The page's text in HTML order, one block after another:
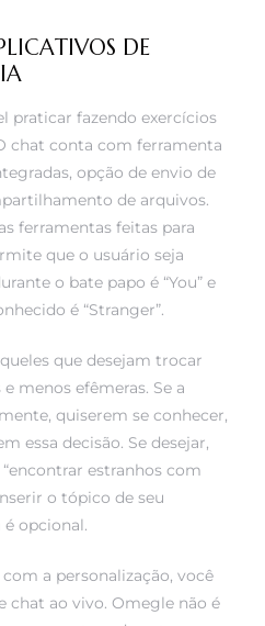
DE
praticar fazendo exercícios
chat conta com ferramenta
opção de envio de
de arquivos.
ferramentas feitas para
que o usuário seja
o bate papo é “You” e
é “Stranger”.
que desejam trocar
menos efêmeras. Se a
quiserem se conhecer,
essa decisão. Se desejar,
estranhos com
o tópico de seu
é opcional.
a personalização, você
chat ao vivo. Omegle não é